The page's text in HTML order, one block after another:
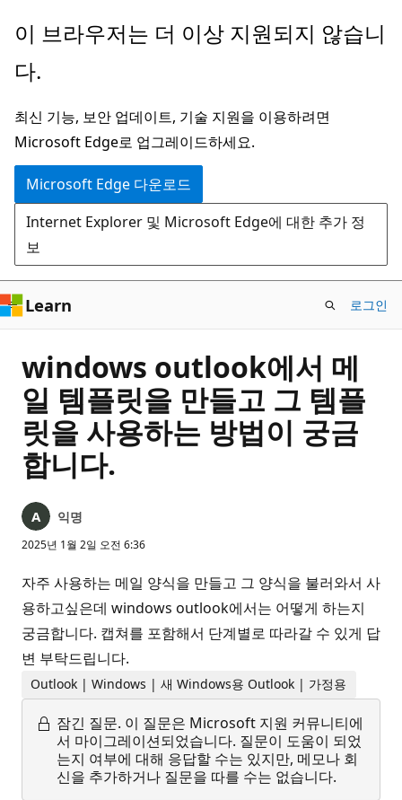
주
콘
츠
로
건
너
뛰
기
이 브라우저는 더 이상 지원되지 않습니
다.
최신 기능, 보안 업데이트, 기술 지원을 이용하려면
Microsoft Edge로 업그레이드하세요.
Microsoft Edge 다운로드
Internet Explorer 및 Microsoft Edge에 대한 추가 정
보
Learn 로그인
windows outlook에서 메
일 템플릿을 만들고 그 템플
릿을 사용하는 방법이 궁금
합니다.
익명
2025년 1월 2일 오전 6:36
자주 사용하는 메일 양식을 만들고 그 양식을 불러와서 사
용하고싶은데 windows outlook에서는 어떻게 하는지
궁금합니다. 캡쳐를 포함해서 단계별로 따라갈 수 있게 답
변 부탁드립니다.
Outlook | Windows | 새 Windows용 Outlook | 가정용
잠긴 질문. 이 질문은 Microsoft 지원 커뮤니티에
서 마이그레이션되었습니다. 질문이 도움이 되었
는지 여부에 대해 응답할 수는 있지만, 메모나 회
신을 추가하거나 질문을 따를 수는 없습니다.